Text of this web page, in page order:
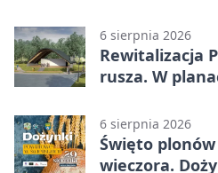
6 sierpnia 2026
Rewitalizacja
rusza. W
6 sierpnia 2026
Święto
wieczora.